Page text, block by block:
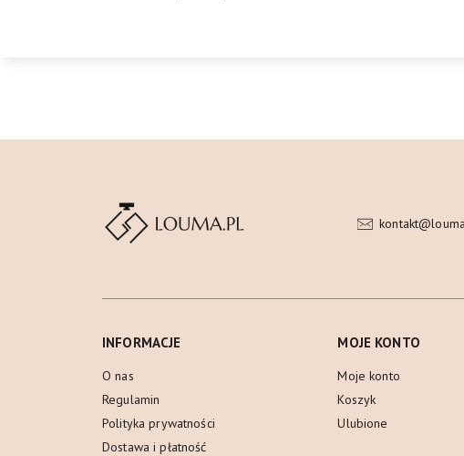
INFORMACJE
O nas
Regulamin
Polityka prywatności
Dostawa i płatność
MOJE KONTO
Moje konto
Koszyk
Ulubione